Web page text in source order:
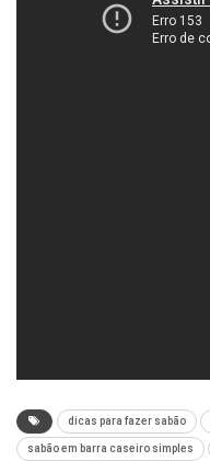
dicas para fazer sabão
sabão em barra caseiro simples